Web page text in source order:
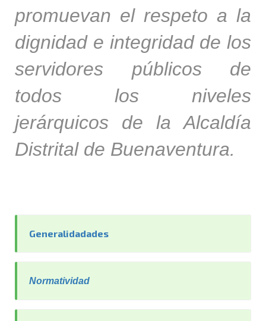
promuevan el respeto a la
dignidad e integridad de los
servidores públicos de
todos los niveles
jerárquicos de la Alcaldía
Distrital de Buenaventura.
Generalidadades
Normatividad